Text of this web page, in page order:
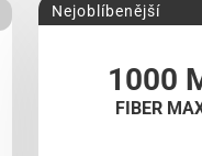
1000
FIBER
Nejoblíbenější